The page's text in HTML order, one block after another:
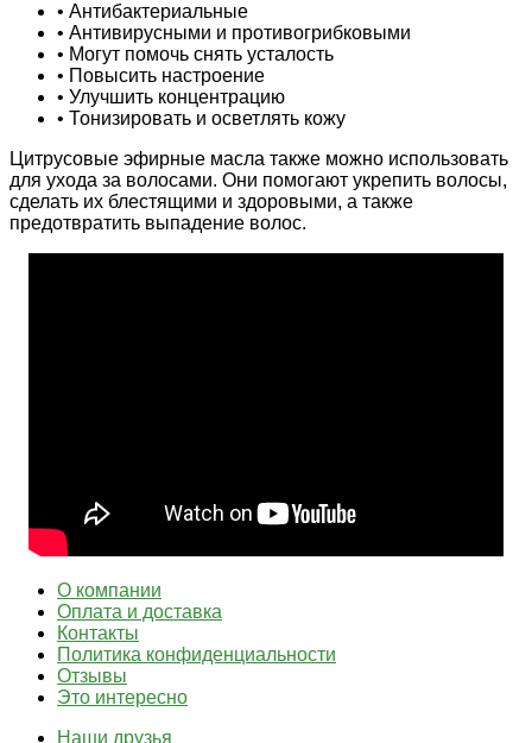
• Антибактериальные
• Антивирусными и противогрибковыми
• Могут помочь снять усталость
• Повысить настроение
• Улучшить концентрацию
• Тонизировать и осветлять кожу
Цитрусовые эфирные масла также можно использовать
для ухода за волосами. Они помогают укрепить волосы,
сделать их блестящими и здоровыми, а также
предотвратить выпадение волос.
О компании
Оплата и доставка
Контакты
Политика конфиденциальности
Отзывы
Это интересно
Наши друзья